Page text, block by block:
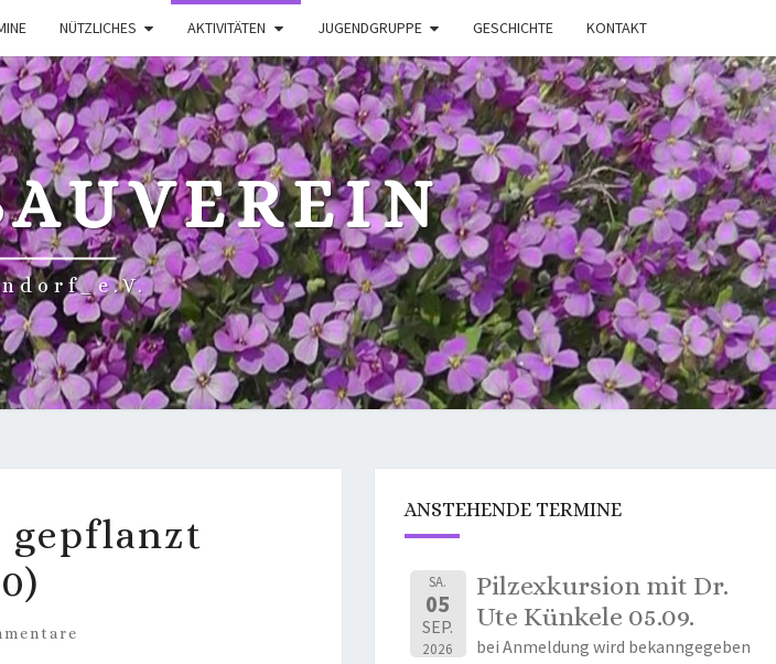
NÜTZLICHES AKTIVITÄTEN JUGENDGRUPPE GESCHICHTE KONTAKT
gepflanzt
ANSTEHENDE TERMINE
SA.
05
SEP.
2026
Pilzexkursion mit Dr.
Ute Künkele 05.09.
bei Anmeldung wird bekanngegeben